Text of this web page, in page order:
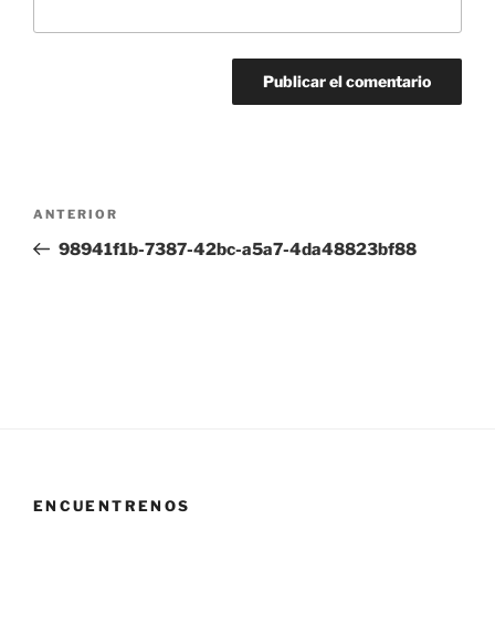
entradas
Entrada
anterior:
ANTERIOR
98941f1b-7387-42bc-a5a7-4da48823bf88
ENCUENTRENOS